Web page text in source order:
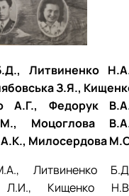
Литвиненко
З.Я.,
А.Г., Федорук
Моцоглова
Милосердова
Литвиненко
Л.И., Кищенко